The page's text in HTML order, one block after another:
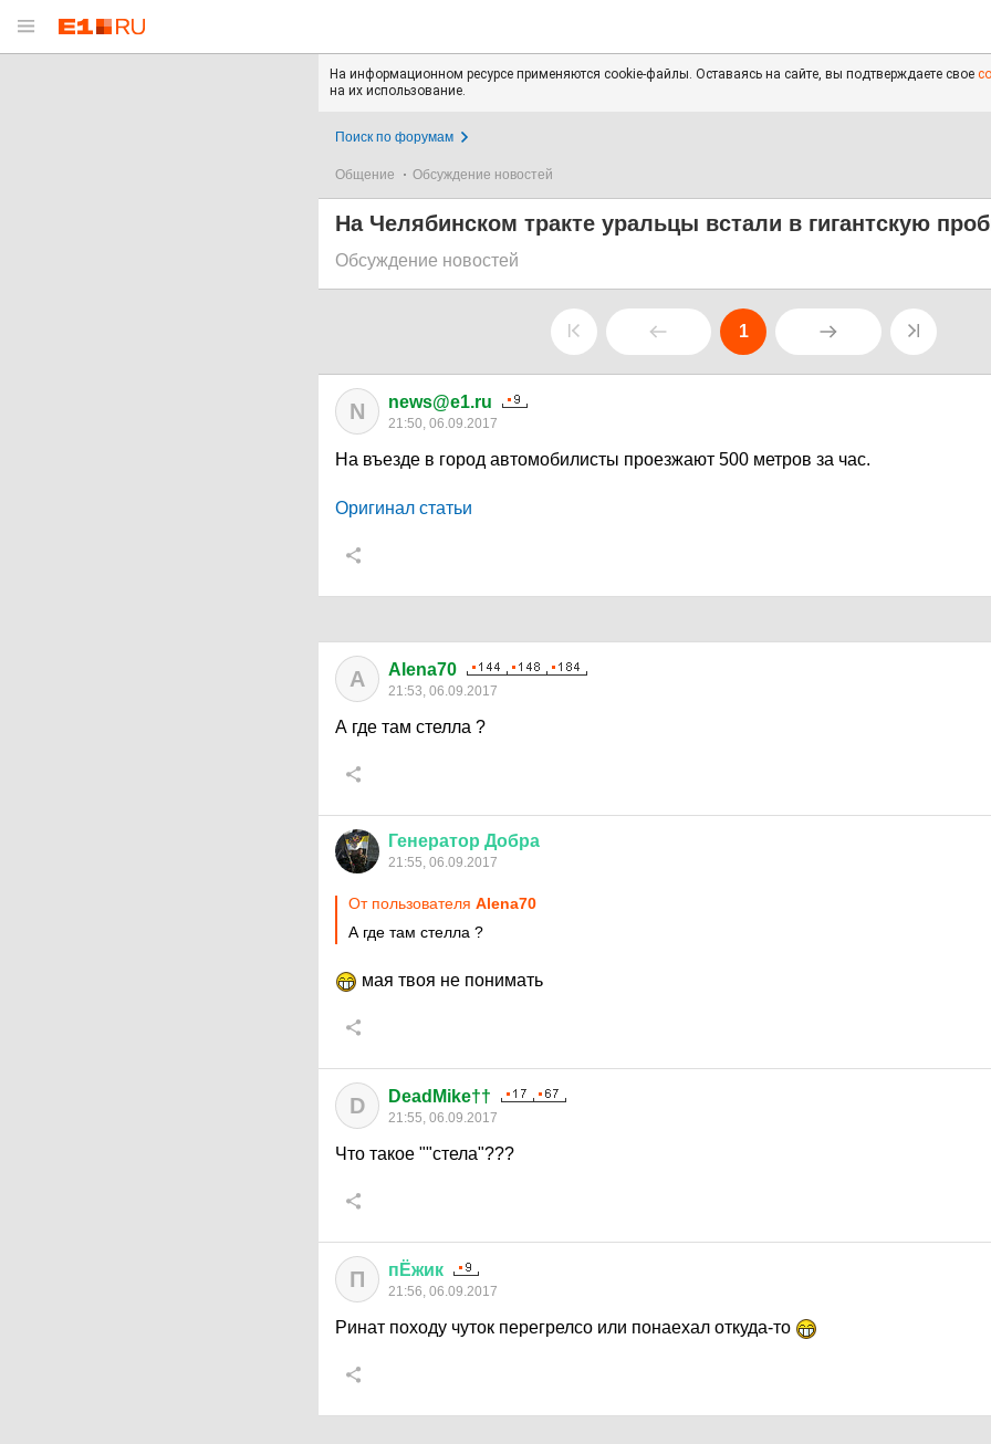
На информационном ресурсе применяются cookie-файлы. Оставаясь на сайте, вы подтверждаете свое
на их использование.
Поиск по форумам
Общение Обсуждение новостей
На Челябинском тракте уральцы встали в гигантскую
Обсуждение новостей
1
N news@e1.ru
21:50, 06.09.2017
На въезде в город автомобилисты проезжают 500 метров за час.
Оригинал статьи
A Alena70
21:53, 06.09.2017
А где там стелла ?
Генератор Добра
21:55, 06.09.2017
От пользователя Alena70
А где там стелла ?
мая твоя не понимать
D DeadMike††
21:55, 06.09.2017
Что такое ""стела"???
П пЁжик
21:56, 06.09.2017
Ринат походу чуток перегрелсо или понаехал откуда-то